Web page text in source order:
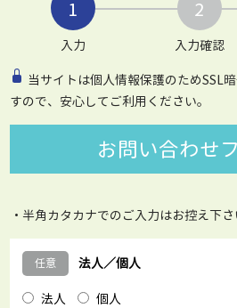
入力 入力確認
当サイトは個人情報保護のためSSL
すので、安心してご利用ください。
お問い合わせ
・半角カタカナでのご入力はお控え下さ
法人／個人
法人 個人